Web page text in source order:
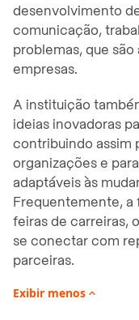
desenvolvimento
comunicação,
problemas, que
empresas.
A instituição
ideias inovadoras
contribuindo assim
organizações e
adaptáveis às
Frequentemente, a
feiras de carreiras,
se conectar com
parceiras.
Exibir menos 